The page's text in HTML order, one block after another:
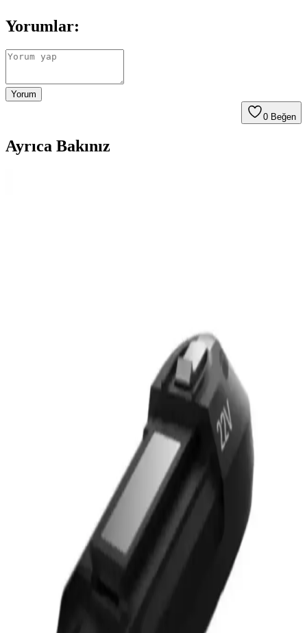
Yorumlar:
Yorum
0 Beğen
Ayrıca Bakınız
İslak ve Kuru Dikey Süpürge: Modern Temizlikte
Çok Yönlü Çözüm ve Avantajlar
İslak ve kuru dikey süpürgeler, çok fonksiyonlu yapılarıyla
temizlikte zaman ve enerji tasarrufu sağlıyor, hijyenik çözümler
Tefal Dikey Süpürge Mop Başlıkları: Çok
Fonksiyonlu ve Ergonomik Temizlik Çözümleri
Tefal dikey süpürge mop başlıkları, çok fonksiyonlu, ergonomik ve
dayanıklı tasarımıyla hijyenik ve etkili temizlik sunar, zaman ve
enerji tasarrufu sağlar.
Sunny Dikey Süpürge ile Ev Temizliğinde Yenilikçi
ve Pratik Çözüm Sunuyor
Sunny dikey süpürge, hafifliği ve güçlü emiş gücüyle ev
temizliğinde pratik ve etkili bir çözüm sunar. Ergonomik tasarımıyla
kullanımı kolaydır ve çeşitli yüzeylere uyum sağlar.